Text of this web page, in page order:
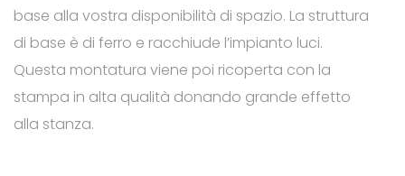
base alla vostra disponibilità di spazio. La struttura
di base è di ferro e racchiude l’impianto luci.
Questa montatura viene poi ricoperta con la
stampa in alta qualità donando grande effetto
alla stanza.